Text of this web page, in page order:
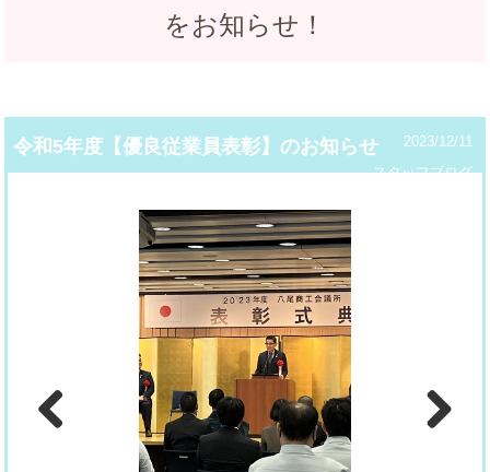
をお知らせ！
令和5年度【優良従業員表彰】のお知らせ
2023/12/11
スタッフブログ